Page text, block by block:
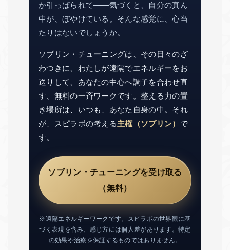
か引っぱられて——気づくと、自分の真ん
中が、ぼやけている。そんな感覚に、心当
たりはないでしょうか。
ソブリン・チューニングは、その日々のざ
わつきに、わたしが遠隔でエネルギーをお
送りして、あなたの中心へ調子を合わせ直
す、無料の一斉ワークです。整える力の置
き場所は、いつも、あなた自身の中。それ
が、スピラボの考える主権（ソブリン） で
す。
ソブリン・チューニングを受け取る
（無料）
※遠隔エネルギーワークです。スピラボの世界観に基
づく表現を含み、感じ方には個人差があります。特定
の効果や治療を保証するものではありません。